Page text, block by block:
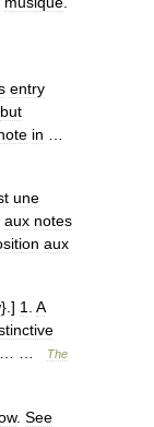
entry
but
in
une
aux notes
aux
}.] 1
A
The
. See